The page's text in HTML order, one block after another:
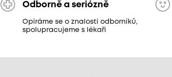
Odborně a seriózně
Opíráme se o znalosti odborníků,
spolupracujeme s lékaři